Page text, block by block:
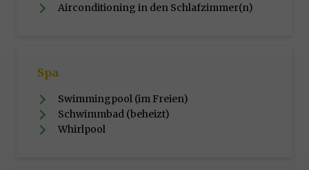
Airconditioning in den Schlafzimmer(n)
Spa
Swimmingpool (im Freien)
Schwimmbad (beheizt)
Whirlpool